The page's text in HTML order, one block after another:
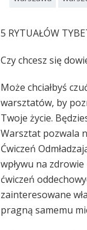
5 RYTUAŁÓW
Czy chcesz się
Może chciałbyś
warsztatów, by
Twoje życie.
Warsztat pozwala
Ćwiczeń
wpływu na
ćwiczeń
zainteresowane
pragną samemu